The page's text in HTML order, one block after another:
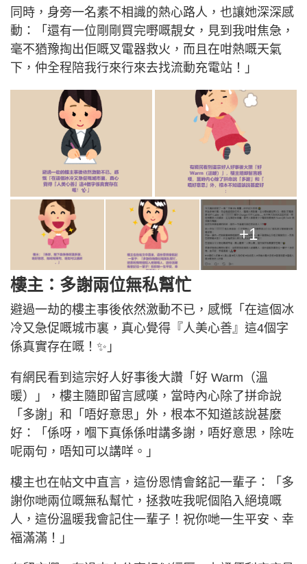
同時，身旁一名素不相識的熱心路人，也讓她深深感
動：「還有一位剛剛買完嘢嘅靚女，見到我咁焦急，
毫不猶豫掏出佢嘅叉電器救火，而且在咁熱嘅天氣
下，仲全程陪我行來行來去找流動充電站！」
+1
樓主：多謝兩位無私幫忙
避過一劫的樓主事後依然激動不已，感慨「在這個冰
冷又急促嘅城市裏，真心覺得『人美心善』這4個字
係真實存在嘅！✨」
有網民看到這宗好人好事後大讚「好 Warm（溫
暖）」，樓主隨即留言感嘆，當時內心除了拼命說
「多謝」和「唔好意思」外，根本不知道該說甚麼
好：「係呀，嗰下真係係咁講多謝，唔好意思，除咗
呢兩句，唔知可以講咩。」
樓主也在帖文中直言，這份恩情會銘記一輩子：「多
謝你哋兩位嘅無私幫忙，拯救咗我呢個陷入絕境嘅
人，這份溫暖我會記住一輩子！祝你哋一生平安、幸
福滿滿！」